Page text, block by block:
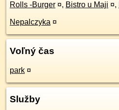
Rolls -Burger ¤, Bistro u Maji ¤,
Nepalczyka ¤
Voľný čas
park ¤
Služby